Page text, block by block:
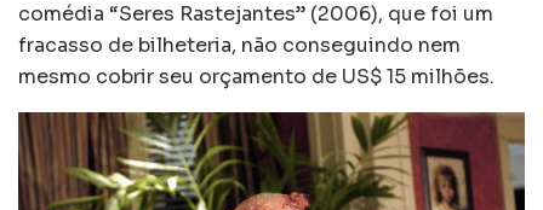
comédia “Seres Rastejantes” (2006), que foi um
fracasso de bilheteria, não conseguindo nem
mesmo cobrir seu orçamento de US$ 15 milhões.